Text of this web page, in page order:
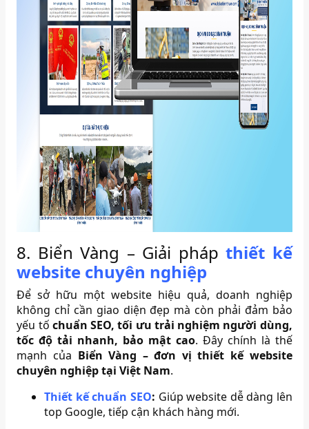
8. Biển Vàng – Giải phápthiết kế
website chuyên nghiệp
Để sở hữu một website hiệu quả, doanh nghiệp
không chỉ cần giao diện đẹp mà còn phải đảm bảo
yếu tố chuẩn SEO, tối ưu trải nghiệm người dùng,
tốc độ tải nhanh, bảo mật cao. Đây chính là thế
mạnh của Biển Vàng – đơn vị thiết kế website
chuyên nghiệp tại Việt Nam.
Thiết kế chuẩn SEO: Giúp website dễ dàng lên
top Google, tiếp cận khách hàng mới.